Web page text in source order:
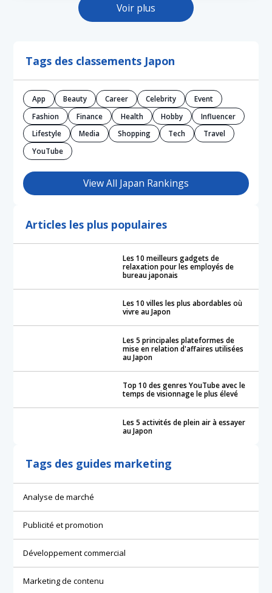
Voir plus
Tags des classements Japon
App Beauty Career Celebrity
Event
Fashion
Finance Health Hobby
Influencer
Lifestyle
Media Shopping Tech
Travel
YouTube
View All Japan Rankings
Articles les plus populaires
Les 10 meilleurs gadgets de
relaxation pour les employés de
bureau japonais
Les 10 villes les plus abordables où
vivre au Japon
Les 5 principales plateformes de
mise en relation d'affaires utilisées
au Japon
Top 10 des genres YouTube avec le
temps de visionnage le plus élevé
Les 5 activités de plein air à essayer
au Japon
Tags des guides marketing
Analyse de marché
Publicité et promotion
Développement commercial
Marketing de contenu